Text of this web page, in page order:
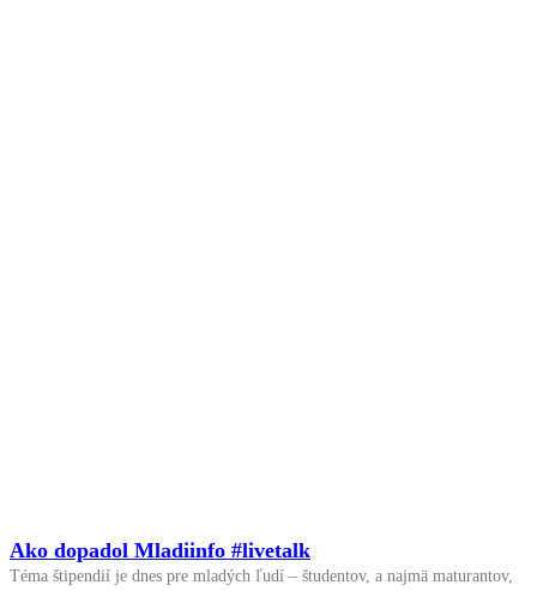
Ako dopadol Mladiinfo #livetalk
Téma štipendií je dnes pre mladých ľudí – študentov, a najmä maturantov,